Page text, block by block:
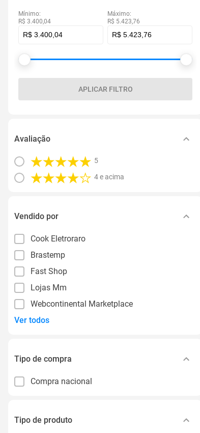
Mínimo:
R$ 3.400,04
Máximo:
R$ 5.423,76
APLICAR FILTRO
Avaliação
5
4 e acima
Vendido por
Cook Eletroraro
Brastemp
Fast Shop
Lojas Mm
Webcontinental Marketplace
Ver todos
Tipo de compra
Compra nacional
Tipo de produto